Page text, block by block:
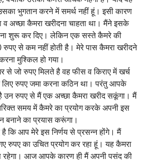
भुगतान करने में समर्थ नहीं हूं। इसी कारण
अच्छा कैमरा खरीदना चाहता था। मैंने इसके
शुरू कर दिए। लेकिन एक सस्ते कैमरे की
से कम नहीं होती है। मेरे पास कैमरा खरीदने
मुश्किल हो गया।
से जो रुपए मिलते है वह फीस व किराए में खर्च
रुपए जमा करना कठिन था। परंतु आपके
है उन रुपए से मैं एक अच्छा कैमरा खरीद सकूंगा। मैं
समय में कैमरे का प्रयोग करके अपनी इस
बनाने का प्रयास करूंगा।
है कि आप मेरे इस निर्णय से प्रसन्न होंगे। मैं
रुपए का उचित प्रयोग कर रहा हूं। यह कैमरा
रहेगा। आज आपके कारण ही मैं अपनी पसंद की